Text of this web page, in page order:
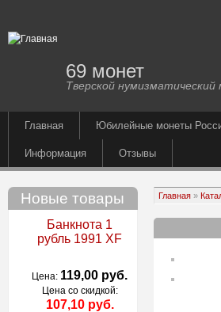
69 монет
Тверской нумизматический
Главная Юбилейные монеты
Информация Отзывы
Новые товары
Банкнота 1
рубль 1991 XF
Цена: 119,00 руб.
Цена со скидкой:
107,10 руб.
Главная»